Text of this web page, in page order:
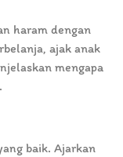
haram dengan
ajak anak
mengapa
baik. Ajarkan